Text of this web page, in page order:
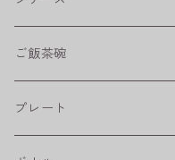
shabby chic style
フラワーパレード
ご飯茶碗
プレート